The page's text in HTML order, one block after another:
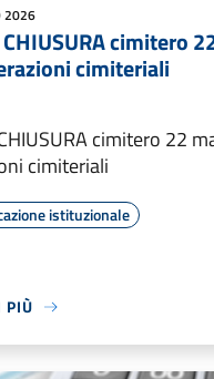
2026
cimitero
cimiteriali
cimitero 22
cimiteriali
istituzionale
PIÙ